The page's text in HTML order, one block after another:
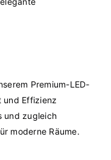
Premium-LED-
und Effizienz
und zugleich